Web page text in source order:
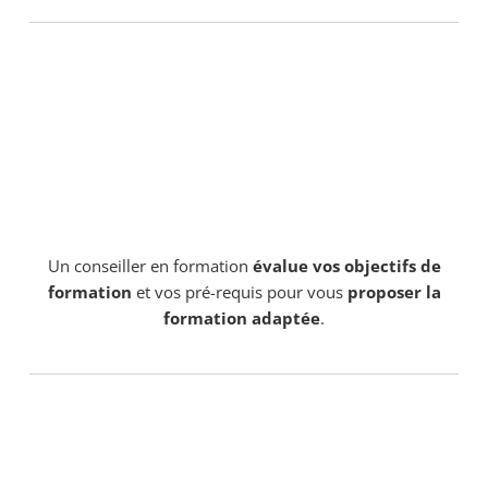
Un conseiller en formation évalue vos objectifs de
formation et vos pré-requis pour vous proposer la
formation adaptée.